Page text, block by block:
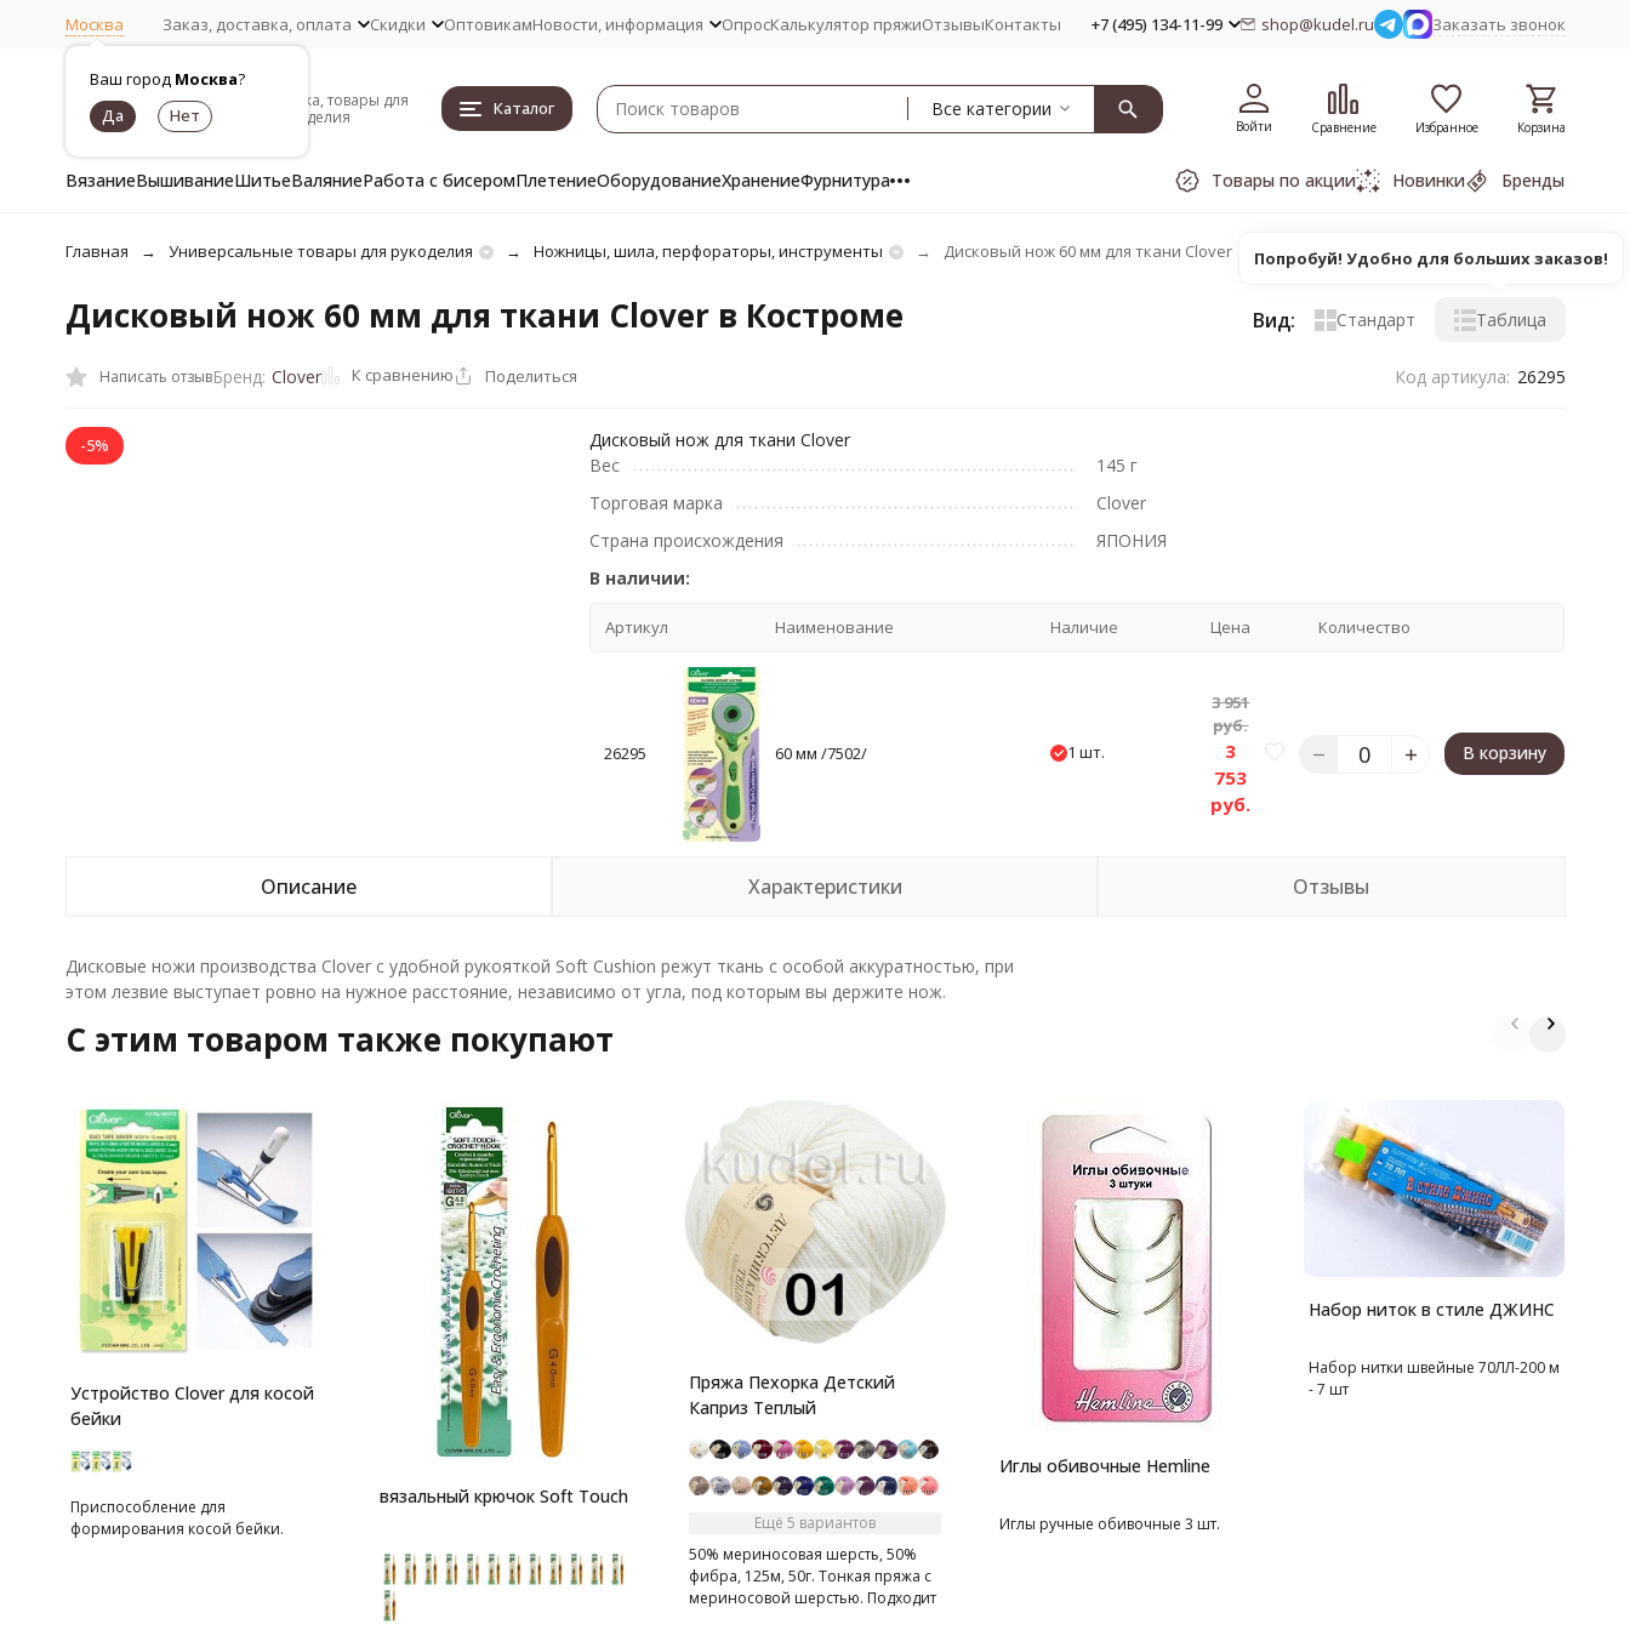
Москва
Ваш город Москва?
Заказ, доставка, оплата Скидки ОптовикамНовости, информация ОпросКалькулятор пряжиОтзывыКонтакты +7 (495) 134-11-99 shop@kudel.ru Заказать звонок
Пряжа, товары для
рукоделия
Каталог Все категории
Войти Сравнение Избранное Корзина
ВязаниеВышиваниеШитьеВаляниеРабота с бисеромПлетениеОборудованиеХранениеФурнитура Товары по акции Новинки Бренды
Главная Универсальные товары для рукоделия Ножницы, шила, перфораторы, инструменты Дисковый нож 60 мм для ткани Clover
Дисковый нож 60 мм для ткани Clover в Костроме Вид: Стандарт Таблица
Написать отзывБренд: Clover К сравнению Поделиться Код артикула: 26295
-5%
Дисковый нож для ткани Clover
Вес
145 г
Торговая марка
Clover
Страна происхождения
ЯПОНИЯ
В наличии:
Артикул Наименование Наличие Цена Количество
26295 60 мм /7502/ 1 шт.
3 951
руб.
3
753
руб.
В корзину
Описание Характеристики Отзывы
Дисковые ножи производства Clover с удобной рукояткой Soft Cushion режут ткань с особой аккуратностью, при
этом лезвие выступает ровно на нужное расстояние, независимо от угла, под которым вы держите нож.
C этим товаром также покупают
Устройство Clover для косой
бейки
Приспособление для
формирования косой бейки.
вязальный крючок Soft Touch
Пряжа Пехорка Детский
Каприз Теплый
Ещё 5 вариантов
50% мериносовая шерсть, 50%
фибра, 125м, 50г. Тонкая пряжа с
мериносовой шерстью. Подходит
Иглы обивочные Hemline
Иглы ручные обивочные 3 шт.
Набор ниток в стиле ДЖИНС
Набор нитки швейные 70ЛЛ-200 м
- 7 шт
Попробуй! Удобно для больших заказов!